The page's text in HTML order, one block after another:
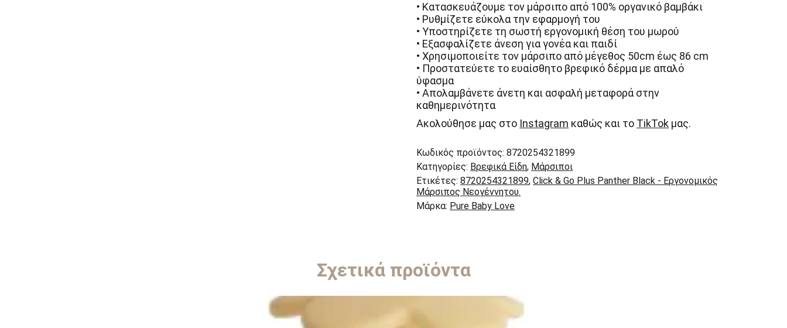
• Κατασκευάζουμε τον μάρσιπο από 100% οργανικό βαμβάκι
• Ρυθμίζετε εύκολα την εφαρμογή του
• Υποστηρίζετε τη σωστή εργονομική θέση του μωρού
• Εξασφαλίζετε άνεση για γονέα και παιδί
• Χρησιμοποιείτε τον μάρσιπο από μέγεθος 50cm έως 86 cm
• Προστατεύετε το ευαίσθητο βρεφικό δέρμα με απαλό
ύφασμα
• Απολαμβάνετε άνετη και ασφαλή μεταφορά στην
καθημερινότητα
Ακολούθησε μας στο Instagram καθώς και το TikTok μας.
Κωδικός προϊόντος:8720254321899
Κατηγορίες: Βρεφικά Είδη, Μάρσιποι
Ετικέτες:8720254321899,Click & Go Plus Panther Black - Εργονομικός
Μάρσιπος Νεογέννητου.
Μάρκα: Pure Baby Love
Σχετικά προϊόντα